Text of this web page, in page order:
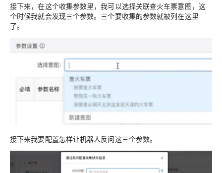
接下来，在这个收集参数里，我可以选择关联查火车票意图，这
个时候我就会发现三个参数。三个要收集的参数就被列在这里
了。
接下来我要配置怎样让机器人反问这三个参数。